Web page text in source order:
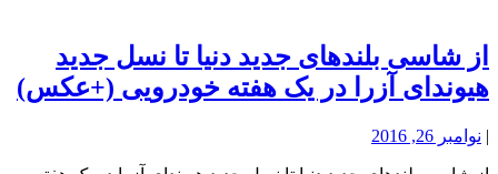
از شاسی بلندهای جدید دنیا تا نسل جدید
هیوندای آزرا در یک هفته خودرویی (+عکس)
| نوامبر 26, 2016